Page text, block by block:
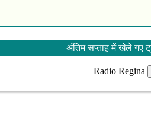
अंतिम सप्ताह में खेले गए
Radio Regina